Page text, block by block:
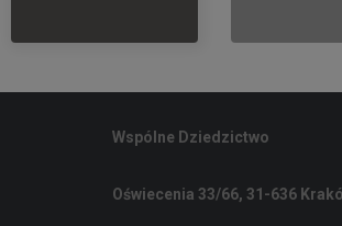
Wspólne Dziedzictwo
Oświecenia 33/66, 31-636